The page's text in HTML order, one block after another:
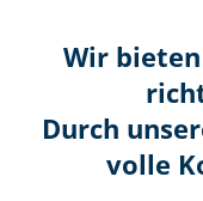
Wir
Durch
volle